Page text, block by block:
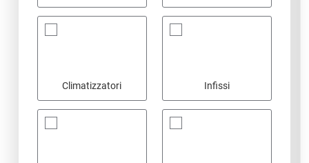
Climatizzatori Infissi